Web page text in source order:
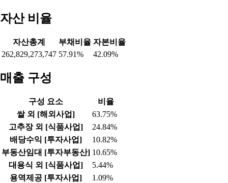
자산 비율
자산총계 부채비율 자본비율
262,829,273,747 57.91% 42.09%
매출 구성
구성 요소
비율
쌀 외 [해외사업]
63.75%
고추장 외 [식품사업]
24.84%
배당수익 [투자사업]
10.82%
부동산임대 [투자부동산] 10.65%
대용식 외 [식품사업]
5.44%
용역제공 [투자사업]
1.09%